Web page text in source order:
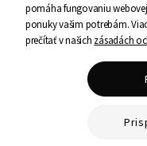
Copyright © 2025 Ami
Shoper Premium
pomáha fungovaniu
ponuky vašim potrebám.
prečítať v našich zásadách